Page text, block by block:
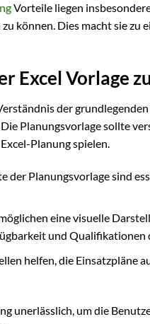
Vorteile liegen
können. Dies macht sie
Excel Vorlage
der
Planungsvorlage sollte
Planung spielen.
der Planungsvorlage sind
eine visuelle
und
helfen, die Einsatzpläne
unerlässlich, um die